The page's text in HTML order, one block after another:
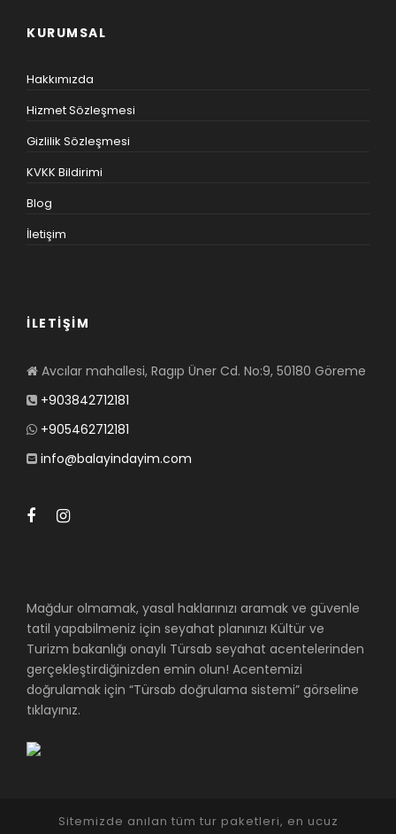
KURUMSAL
Hakkımızda
Hizmet Sözleşmesi
Gizlilik Sözleşmesi
KVKK Bildirimi
Blog
İletişim
İLETİŞİM
Avcılar mahallesi, Ragıp Üner Cd. No:9, 50180 Göreme
+903842712181
+905462712181
info@balayindayim.com
Mağdur olmamak, yasal haklarınızı aramak ve güvenle
tatil yapabilmeniz için seyahat planınızı Kültür ve
Turizm bakanlığı onaylı Türsab seyahat acentelerinden
gerçekleştirdiğinizden emin olun! Acentemizi
doğrulamak için “Türsab doğrulama sistemi” görseline
tıklayınız.
Sitemizde anılan tüm tur paketleri, en ucuz